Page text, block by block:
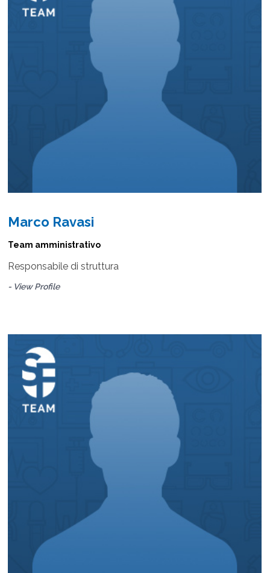
Marco Ravasi
Team amministrativo
Responsabile di struttura
- View Profile